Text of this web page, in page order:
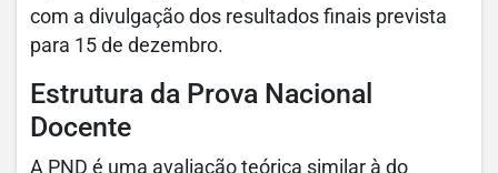
com a divulgação dos resultados finais prevista
para 15 de dezembro.
Estrutura da Prova Nacional
Docente
A PND é uma avaliação teórica similar à do